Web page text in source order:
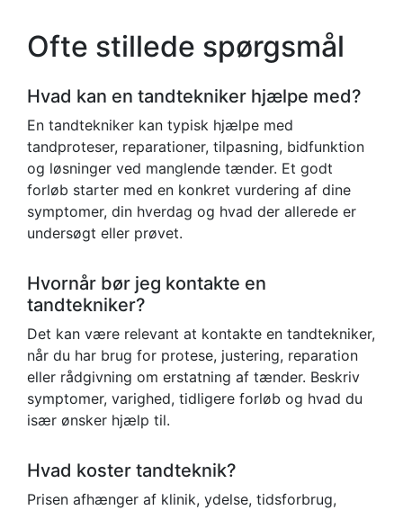
Ofte stillede spørgsmål
Hvad kan en tandtekniker hjælpe med?
En tandtekniker kan typisk hjælpe med
tandproteser, reparationer, tilpasning, bidfunktion
og løsninger ved manglende tænder. Et godt
forløb starter med en konkret vurdering af dine
symptomer, din hverdag og hvad der allerede er
undersøgt eller prøvet.
Hvornår bør jeg kontakte en
tandtekniker?
Det kan være relevant at kontakte en tandtekniker,
når du har brug for protese, justering, reparation
eller rådgivning om erstatning af tænder. Beskriv
symptomer, varighed, tidligere forløb og hvad du
især ønsker hjælp til.
Hvad koster tandteknik?
Prisen afhænger af klinik, ydelse, tidsforbrug,